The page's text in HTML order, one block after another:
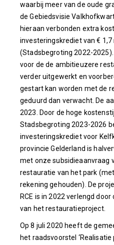
waarbij meer van de oude
de Gebiedsvisie
hieraan verbonden extra
investeringskrediet van €
(Stadsbegroting 2022-
voor de de ambitieuzere
verder uitgewerkt en
gestart kan worden met de
geduurd dan verwacht. De
2023. Door de hoge
Stadsbegroting 2023-2026
investeringskrediet voor
provincie Gelderland is
met onze subsidieaanvraag
restauratie van het park
rekening gehouden). De
RCE is in 2022 verlengd
van het restauratieproject.
Op 8 juli 2020 heeft de
het raadsvoorstel ‘Realisatie